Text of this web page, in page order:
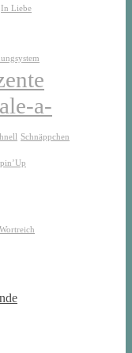
In Liebe
a-
Schnäppchen
Wortreich